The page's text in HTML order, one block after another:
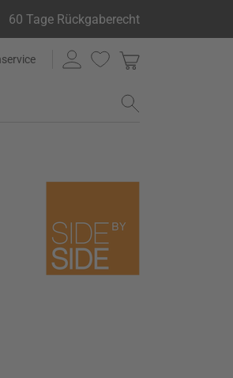
60 Tage Rückgaberecht